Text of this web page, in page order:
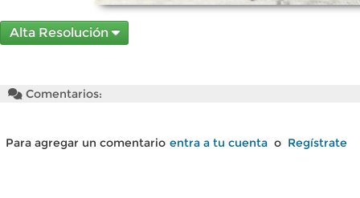
Alta Resolución
Comentarios:
Para agregar un comentario entra a tu cuenta o Regístrate